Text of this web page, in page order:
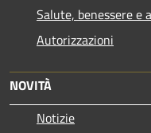
Salute, benessere e
Autorizzazioni
NOVITÀ
Notizie